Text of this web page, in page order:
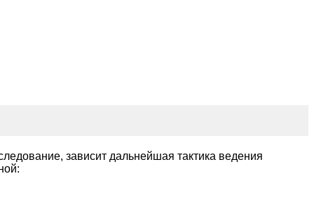
зависит дальнейшая тактика ведения